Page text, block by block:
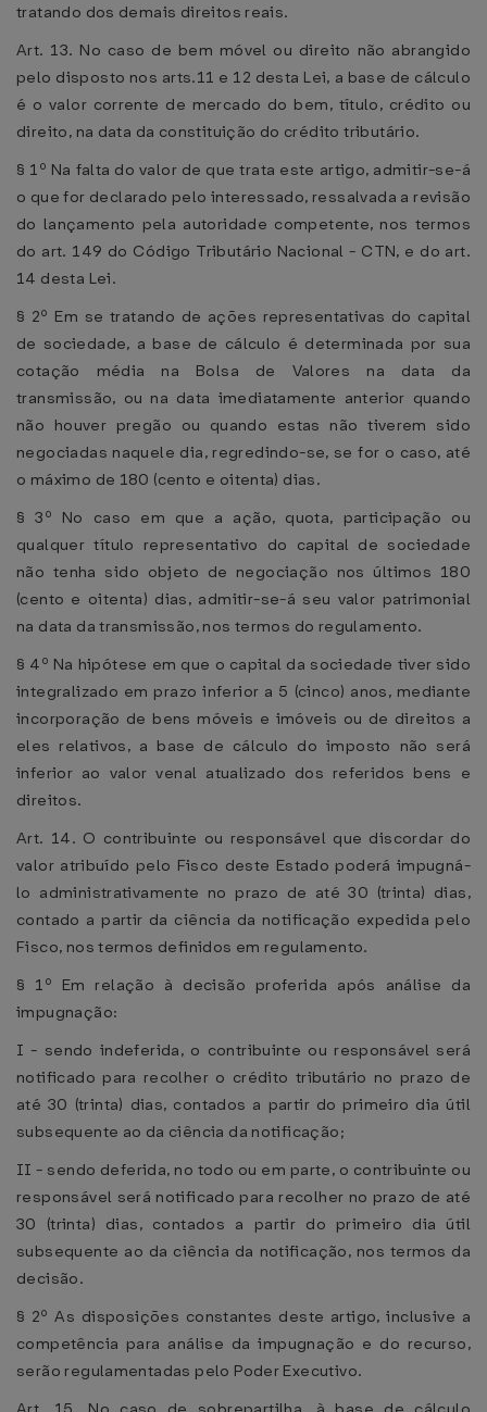
tratando dos demais direitos reais.
Art. 13. No caso de bem móvel ou direito não abrangido
pelo disposto nos arts.11 e 12 desta Lei, a base de cálculo
é o valor corrente de mercado do bem, título, crédito ou
direito, na data da constituição do crédito tributário.
§ 1º Na falta do valor de que trata este artigo, admitir-se-á
o que for declarado pelo interessado, ressalvada a revisão
do lançamento pela autoridade competente, nos termos
do art. 149 do Código Tributário Nacional - CTN, e do art.
14 desta Lei.
§ 2º Em se tratando de ações representativas do capital
de sociedade, a base de cálculo é determinada por sua
cotação média na Bolsa de Valores na data da
transmissão, ou na data imediatamente anterior quando
não houver pregão ou quando estas não tiverem sido
negociadas naquele dia, regredindo-se, se for o caso, até
o máximo de 180 (cento e oitenta) dias.
§ 3º No caso em que a ação, quota, participação ou
qualquer título representativo do capital de sociedade
não tenha sido objeto de negociação nos últimos 180
(cento e oitenta) dias, admitir-se-á seu valor patrimonial
na data da transmissão, nos termos do regulamento.
§ 4º Na hipótese em que o capital da sociedade tiver sido
integralizado em prazo inferior a 5 (cinco) anos, mediante
incorporação de bens móveis e imóveis ou de direitos a
eles relativos, a base de cálculo do imposto não será
inferior ao valor venal atualizado dos referidos bens e
direitos.
Art. 14. O contribuinte ou responsável que discordar do
valor atribuído pelo Fisco deste Estado poderá impugná-
lo administrativamente no prazo de até 30 (trinta) dias,
contado a partir da ciência da notificação expedida pelo
Fisco, nos termos definidos em regulamento.
§ 1º Em relação à decisão proferida após análise da
impugnação:
I - sendo indeferida, o contribuinte ou responsável será
notificado para recolher o crédito tributário no prazo de
até 30 (trinta) dias, contados a partir do primeiro dia útil
subsequente ao da ciência da notificação;
II - sendo deferida, no todo ou em parte, o contribuinte ou
responsável será notificado para recolher no prazo de até
30 (trinta) dias, contados a partir do primeiro dia útil
subsequente ao da ciência da notificação, nos termos da
decisão.
§ 2º As disposições constantes deste artigo, inclusive a
competência para análise da impugnação e do recurso,
serão regulamentadas pelo Poder Executivo.